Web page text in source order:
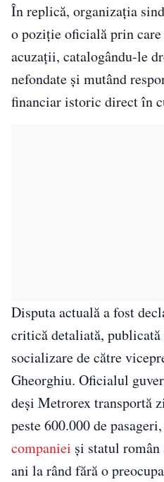
În replică, organizația
o poziție oficială prin care
acuzații, catalogându-le
nefondate și mutând
financiar istoric direct în
Disputa actuală a fost
critică detaliată, publicată
socializare de către
Gheorghiu. Oficialul
deși Metrorex transportă
peste 600.000 de
companiei și statul
ani la rând fără o